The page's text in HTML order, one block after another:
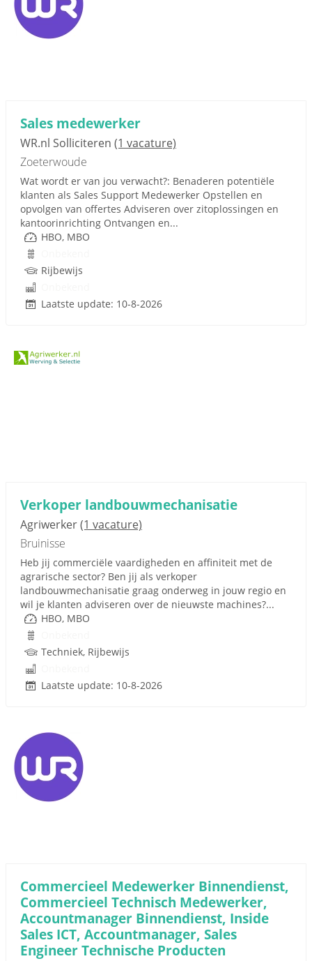
Sales medewerker
WR.nl Solliciteren (1 vacature)
Zoeterwoude
Wat wordt er van jou verwacht?: Benaderen potentiële
klanten als Sales Support Medewerker Opstellen en
opvolgen van offertes Adviseren over zitoplossingen en
kantoorinrichting Ontvangen en...
HBO, MBO
Rijbewijs
Laatste update: 10-8-2026
Verkoper landbouwmechanisatie
Agriwerker(1 vacature)
Bruinisse
Heb jij commerciële vaardigheden en affiniteit met de
agrarische sector? Ben jij als verkoper
landbouwmechanisatie graag onderweg in jouw regio en
wil je klanten adviseren over de nieuwste machines?...
HBO, MBO
Techniek, Rijbewijs
Laatste update: 10-8-2026
Commercieel Medewerker Binnendienst,
Commercieel Technisch Medewerker,
Accountmanager Binnendienst, Inside
Sales ICT, Accountmanager, Sales
Engineer Technische Producten